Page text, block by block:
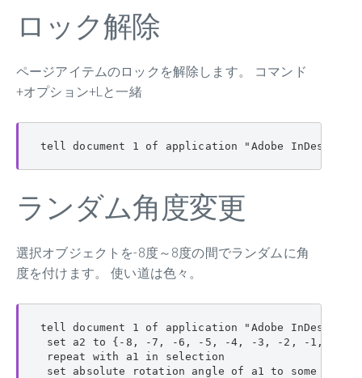
ロック解除
ページアイテムのロックを解除します。 コマンド
+オプション+Lと一緒
tell document 1 of application "Adobe InDesign
ランダム角度変更
選択オブジェクトを-8度～8度の間でランダムに角
度を付けます。 使い道は色々。
tell document 1 of application "Adobe InDesign
set a2 to {-8, -7, -6, -5, -4, -3, -2, -1, 1,
repeat with a1 in selection
set absolute rotation angle of a1 to some item